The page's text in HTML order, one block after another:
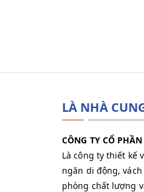
LÀ NHÀ
CÔNG TY CỔ
Là công ty thiết kế
ngăn di động,
phòng chất lượng